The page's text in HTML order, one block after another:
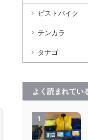
ピストバイク
テンカラ
タナゴ
よく読まれてい
1